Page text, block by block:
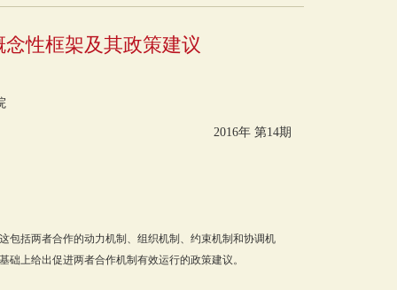
性框架及其政策建议
2016年 第14期
包括两者合作的动力机制、组织机制、约束机制和协调机
上给出促进两者合作机制有效运行的政策建议。